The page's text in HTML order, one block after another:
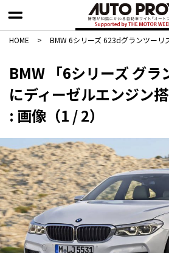
HOME > BMW 6シリーズ 623dグランツーリ
BMW 「6シリーズ グラ
にディーゼルエンジン
: 画像（1 / 2）